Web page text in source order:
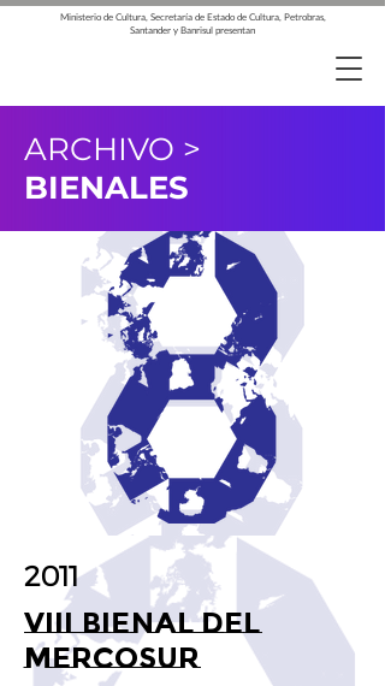
Ministerio de Cultura, Secretaría de Estado de Cultura, Petrobras,
Santander y Banrisul presentan
2011
VIII Bienal del
Mercosur
ARCHIVO >
BIENALES